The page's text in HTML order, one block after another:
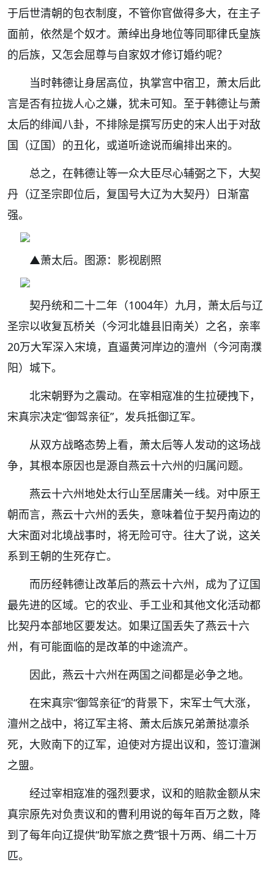
于后世清朝的包衣制度，不管你官做得多大，在主子
面前，依然是个奴才。萧绰出身地位等同耶律氏皇族
的后族，又怎会屈尊与自家奴才修订婚约呢？
当时韩德让身居高位，执掌宫中宿卫，萧太后此
言是否有拉拢人心之嫌，犹未可知。至于韩德让与萧
太后的绯闻八卦，不排除是撰写历史的宋人出于对敌
国（辽国）的丑化，或道听途说而编排出来的。
总之，在韩德让等一众大臣尽心辅弼之下，大契
丹（辽圣宗即位后，复国号大辽为大契丹）日渐富
强。
▲萧太后。图源：影视剧照
契丹统和二十二年（1004年）九月，萧太后与辽
圣宗以收复瓦桥关（今河北雄县旧南关）之名，亲率
20万大军深入宋境，直逼黄河岸边的澶州 （今河南濮
阳）城下。
北宋朝野为之震动。在宰相寇准的生拉硬拽下，
宋真宗决定“御驾亲征”，发兵抵御辽军。
从双方战略态势上看，萧太后等人发动的这场战
争，其根本原因也是源自燕云十六州的归属问题。
燕云十六州地处太行山至居庸关一线。对中原王
朝而言，燕云十六州的丢失，意味着位于契丹南边的
大宋面对北境战事时，将无险可守。往大了说，这关
系到王朝的生死存亡。
而历经韩德让改革后的燕云十六州，成为了辽国
最先进的区域。它的农业、手工业和其他文化活动都
比契丹本部地区要发达。如果辽国丢失了燕云十六
州，有可能面临的是改革的中途流产。
因此，燕云十六州在两国之间都是必争之地。
在宋真宗“御驾亲征”的背景下，宋军士气大涨，
澶州之战中，将辽军主将、萧太后族兄弟萧挞凛杀
死，大败南下的辽军，迫使对方提出议和，签订澶渊
之盟。
经过宰相寇准的强烈要求，议和的赔款金额从宋
真宗原先对负责议和的曹利用说的每年百万之数，降
到了每年向辽提供“助军旅之费”银十万两、绢二十万
匹。